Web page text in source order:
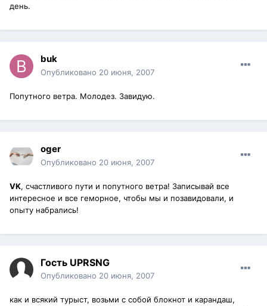
день.
buk
Опубликовано 20 июня, 2007
Попутного ветра. Молодез. Завидую.
oger
Опубликовано 20 июня, 2007
VK, счастливого пути и попутного ветра! Записывай все
интересное и все геморное, чтобы мы и позавидовали, и
опыту набрались!
Гость UPRSNG
Опубликовано 20 июня, 2007
как и всякий турыст, возьми с собой блокнот и карандаш,